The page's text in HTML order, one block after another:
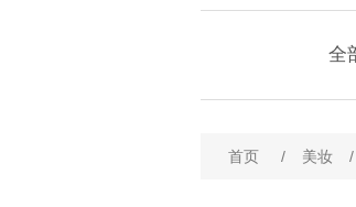
全
首页 / 美妆 /